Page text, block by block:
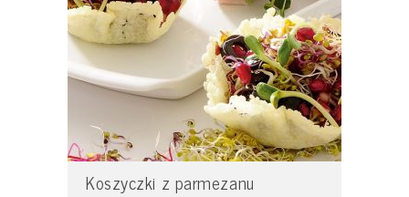
Koszyczki z parmezanu